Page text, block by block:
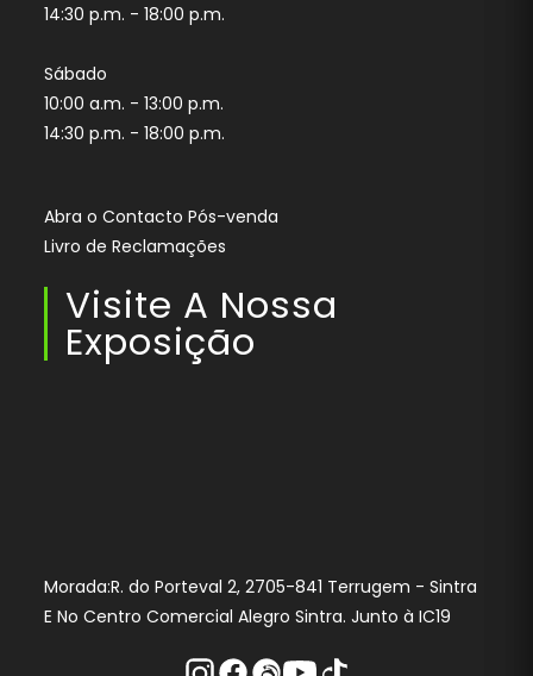
14:30 p.m. - 18:00 p.m.
Sábado
10:00 a.m. - 13:00 p.m.
14:30 p.m. - 18:00 p.m.
Abra o Contacto Pós-venda
Livro de Reclamações
Visite A Nossa
Exposição
Morada:R. do Porteval 2, 2705-841 Terrugem - Sintra
E No Centro Comercial Alegro Sintra. Junto à IC19
Instagram
Facebook
ThreadsYoutube
Tiktok